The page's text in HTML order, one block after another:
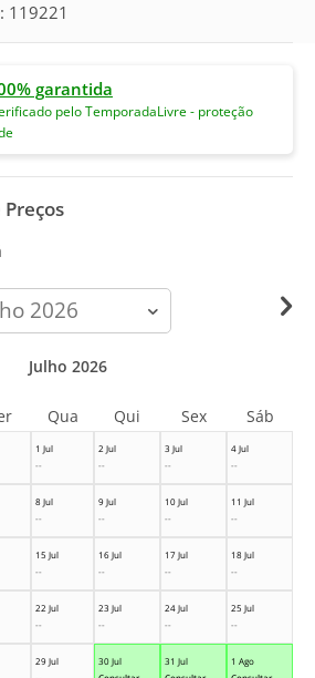
119221
garantida
pelo TemporadaLivre - proteção
1 Jul
--
2 Jul
--
3 Jul
--
4 Jul
--
8 Jul
--
9 Jul
--
10 Jul
--
11 Jul
--
15 Jul
--
16 Jul
--
17 Jul
--
18 Jul
--
22 Jul
--
23 Jul
--
24 Jul
--
25 Jul
--
29 Jul
30 Jul
31 Jul
1 Ago
Julho 2026
Qua Qui Sex Sáb